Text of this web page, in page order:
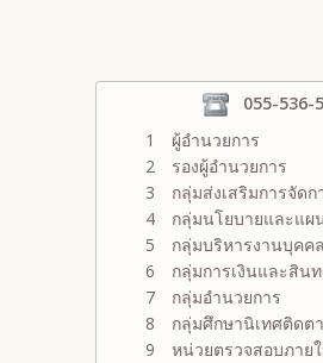
055-536-
1
ผู้อำนวยการ
2
รองผู้อำนวยการ
3
กลุ่มส่งเสริมการจัด
4
กลุ่มนโยบายและแผ
5
กลุ่มบริหารงานบุคคล
6
กลุ่มการเงินและสิน
7
กลุ่มอำนวยการ
8
กลุ่มศึกษานิเทศติดต
9
หน่วยตรวจสอบภาย